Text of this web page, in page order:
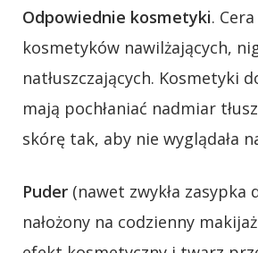
Odpowiednie kosmetyki.
kosmetyków nawilżających,
natłuszczających. Kosmetyki
mają pochłaniać nadmiar
skórę tak, aby nie wyglądała
Puder (nawet zwykła zasypka
nałożony na codzienny